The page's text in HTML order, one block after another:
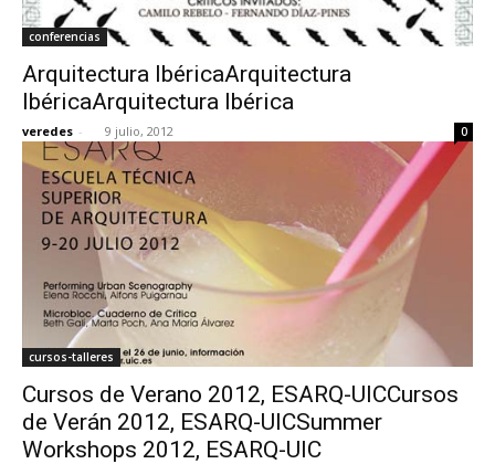
conferencias
Arquitectura IbéricaArquitectura
IbéricaArquitectura Ibérica
veredes - 9 julio, 2012 0
cursos-talleres
Cursos de Verano 2012, ESARQ-UICCursos
de Verán 2012, ESARQ-UICSummer
Workshops 2012, ESARQ-UIC